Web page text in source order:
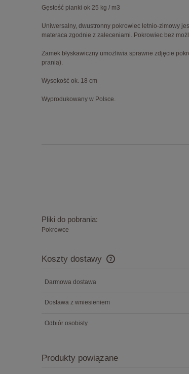
Gęstość pianki ok 25 kg / m3
Uniwersalny, dwustronny pokrowiec letnio-zimowy
materaca zgodnie z zaleceniami. Pokrowiec bez
Zamek błyskawiczny umożliwia sprawne zdjęcie
prania).
Wysokość ok. 18 cm
Wyprodukowany w Polsce.
Pliki do pobrania:
Pokrowce
Koszty dostawy
Darmowa dostawa
Dostawa z wniesieniem
Odbiór osobisty
Produkty powiązane